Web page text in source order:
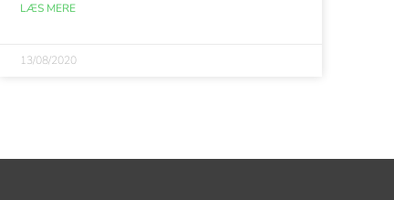
LÆS MERE
13/08/2020